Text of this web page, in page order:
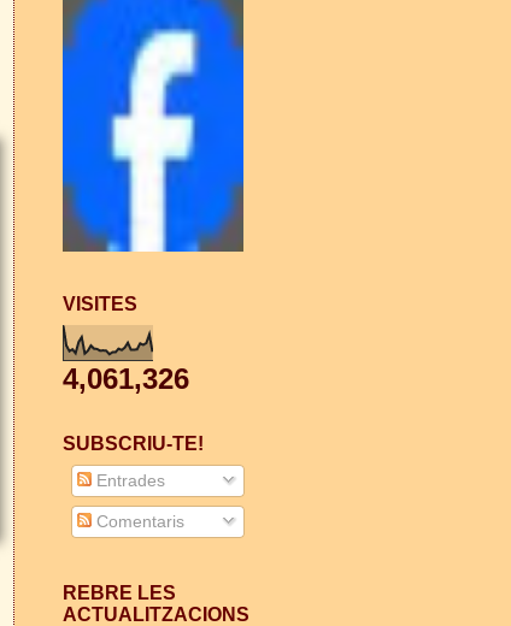
VISITES
4,061,326
SUBSCRIU-TE!
Entrades
Comentaris
REBRE LES
ACTUALITZACIONS